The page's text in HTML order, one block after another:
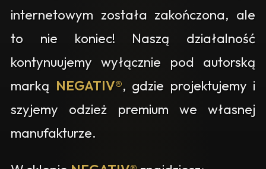
internetowym została zakończona, ale
to nie koniec! Naszą działalność
kontynuujemy wyłącznie pod autorską
marką NEGATIV®, gdzie projektujemy i
szyjemy odzież premium we własnej
manufakturze.